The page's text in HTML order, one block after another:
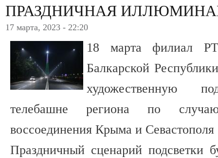
ПРАЗДНИЧНАЯ
17 марта, 2023 - 22:20
18 марта филиал
Балкарской
художественную
телебашне региона по
воссоединения Крыма и
Праздничный сценарий подсветки